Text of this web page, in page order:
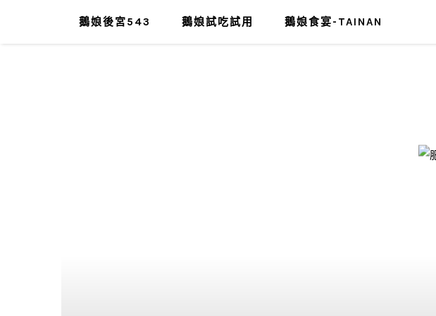
鵝娘後宮543 鵝娘試吃試用 鵝娘食宴-TAINAN
肥油太厚-鵝娘的後宮